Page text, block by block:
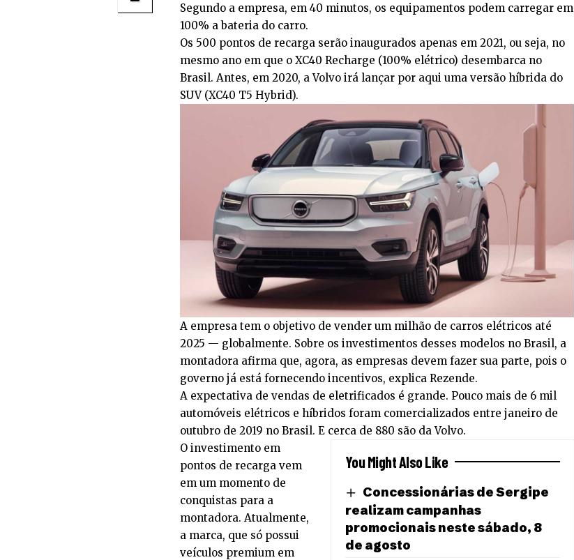
Segundo a empresa, em 40 minutos, os equipamentos podem carregar em
100% a bateria do carro.
Os 500 pontos de recarga serão inaugurados apenas em 2021, ou seja, no
mesmo ano em que o XC40 Recharge (100% elétrico) desembarca no
Brasil. Antes, em 2020, a Volvo irá lançar por aqui uma versão híbrida do
SUV (XC40 T5 Hybrid).
A empresa tem o objetivo de vender um milhão de carros elétricos até
2025 — globalmente. Sobre os investimentos desses modelos no Brasil, a
montadora afirma que, agora, as empresas devem fazer sua parte, pois o
governo já está fornecendo incentivos, explica Rezende.
A expectativa de vendas de eletrificados é grande. Pouco mais de 6 mil
automóveis elétricos e híbridos foram comercializados entre janeiro de
outubro de 2019 no Brasil. E cerca de 880 são da Volvo.
You Might Also Like
Concessionárias de Sergipe
realizam campanhas
promocionais neste sábado, 8
de agosto
O investimento em
pontos de recarga vem
em um momento de
conquistas para a
montadora. Atualmente,
a marca, que só possui
veículos premium em